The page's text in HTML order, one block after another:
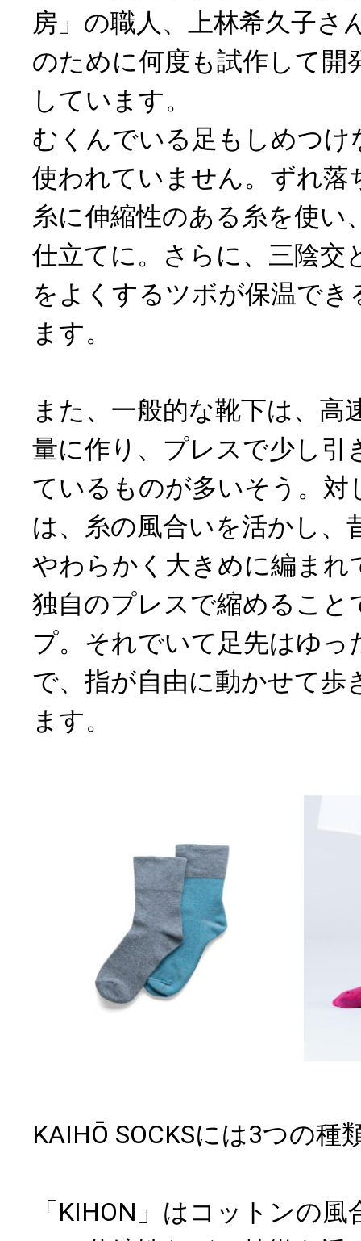
房」の職人、上林希久子さ
のために何度も試作して開
しています。
むくんでいる足もしめつ
使われていません。ずれ落
糸に伸縮性のある糸を使い
仕立てに。さらに、三陰交
をよくするツボが保温で
ます。
また、一般的な靴下は、高
量に作り、プレスで少し引
ているものが多いそう。対
は、糸の風合いを活かし、
やわらかく大きめに編まれ
独自のプレスで縮めること
プ。それでいて足先はゆっ
で、指が自由に動かせて歩
ます。
KAIHŌ SOCKSには3つの種
「KIHON」はコットンの